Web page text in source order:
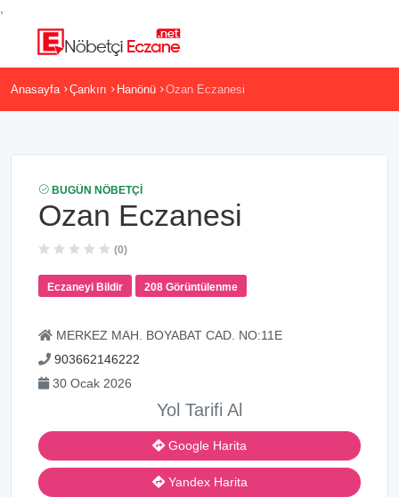
Anasayfa Çankırı Hanönü Ozan Eczanesi
BUGÜN NÖBETÇI
Ozan Eczanesi
(0)
Eczaneyi Bildir 208 Görüntülenme
MERKEZ MAH. BOYABAT CAD. NO:11E
903662146222
30 Ocak 2026
Yol Tarifi Al
Google Harita
Yandex Harita